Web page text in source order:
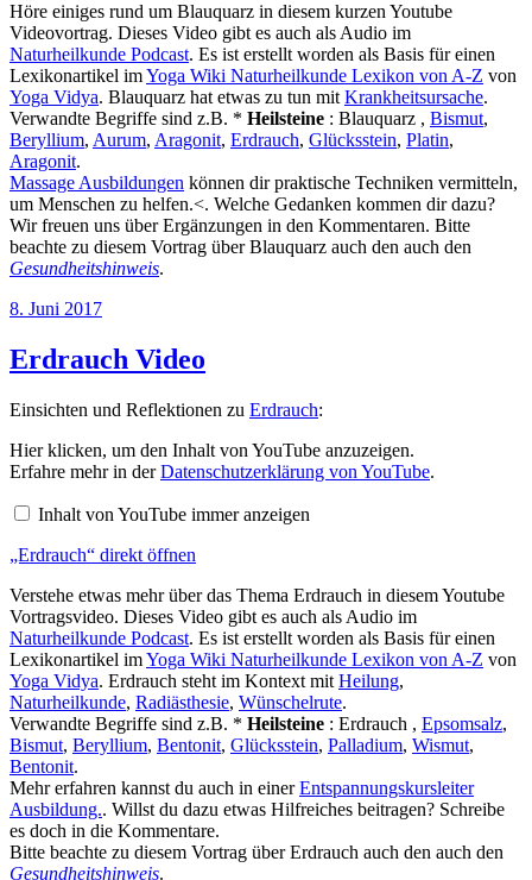
Höre einiges rund um Blauquarz in diesem kurzen Youtube
Videovortrag. Dieses Video gibt es auch als Audio im
Naturheilkunde Podcast. Es ist erstellt worden als Basis für einen
Lexikonartikel imYoga Wiki Naturheilkunde Lexikon von A-Z von
Yoga Vidya. Blauquarz hat etwas zu tun mit Krankheitsursache.
Verwandte Begriffe sind z.B. * Heilsteine : Blauquarz , Bismut,
Beryllium, Aurum, Aragonit, Erdrauch, Glücksstein, Platin,
Aragonit.
Massage Ausbildungen können dir praktische Techniken vermitteln,
um Menschen zu helfen.<. Welche Gedanken kommen dir dazu?
Wir freuen uns über Ergänzungen in den Kommentaren. Bitte
beachte zu diesem Vortrag über Blauquarz auch den auch den
Gesundheitshinweis.
Veröffentlicht
8. Juni 2017
Erdrauch Video
Einsichten und Reflektionen zu Erdrauch:
„Erdrauch“
von
YouTube
anzeigen
Hier klicken, um den Inhalt von YouTube anzuzeigen.
Erfahre mehr in derDatenschutzerklärung von YouTube.
Inhalt von YouTube immer anzeigen
„Erdrauch“ direkt öffnen
Verstehe etwas mehr über das Thema Erdrauch in diesem Youtube
Vortragsvideo. Dieses Video gibt es auch als Audio im
Naturheilkunde Podcast. Es ist erstellt worden als Basis für einen
Lexikonartikel imYoga Wiki Naturheilkunde Lexikon von A-Z von
Yoga Vidya. Erdrauch steht im Kontext mit Heilung,
Naturheilkunde, Radiästhesie, Wünschelrute.
Verwandte Begriffe sind z.B. * Heilsteine : Erdrauch , Epsomsalz,
Bismut, Beryllium, Bentonit, Glücksstein, Palladium, Wismut,
Bentonit.
Mehr erfahren kannst du auch in einerEntspannungskursleiter
Ausbildung.. Willst du dazu etwas Hilfreiches beitragen? Schreibe
es doch in die Kommentare.
Bitte beachte zu diesem Vortrag über Erdrauch auch den auch den
Gesundheitshinweis.